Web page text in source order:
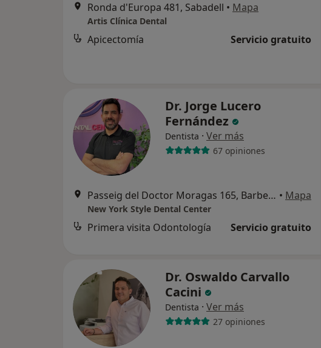
Ronda d'Europa 481, Sabadell • Mapa
Artis Clínica Dental
Apicectomía Servicio gratuito
Dr. Jorge Lucero
Fernández
Dentista · Ver más
67 opiniones
Passeig del Doctor Moragas 165, Barberà del Vallès • Mapa
New York Style Dental Center
Primera visita Odontología Servicio gratuito
Dr. Oswaldo Carvallo
Cacini
Dentista · Ver más
27 opiniones